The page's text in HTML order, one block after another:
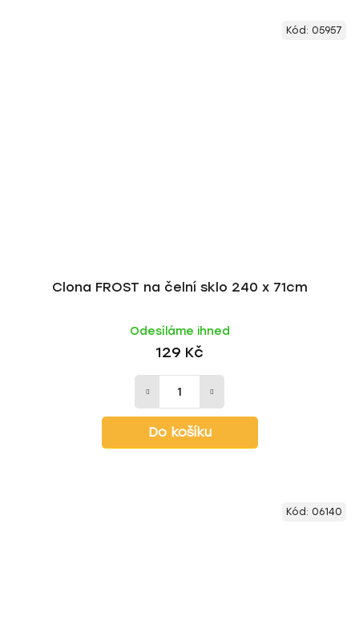
Clona FROST na čelní sklo 240 x 71cm
Odesíláme ihned
129 Kč
Do košíku
Kód: 05957
Kód: 06140